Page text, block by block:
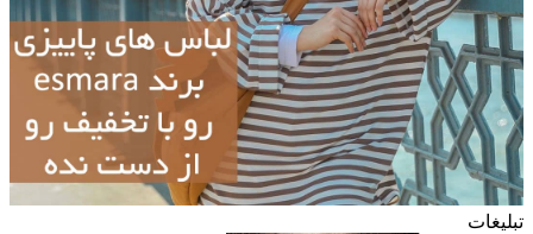
تبلیغات